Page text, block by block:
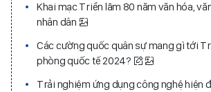
Khai mạc Triển lãm 80 năm văn hóa,
nhân dân
Các cường quốc quân sự mang gì tới
phòng quốc tế 2024?
Trải nghiệm ứng dụng công nghệ hiện